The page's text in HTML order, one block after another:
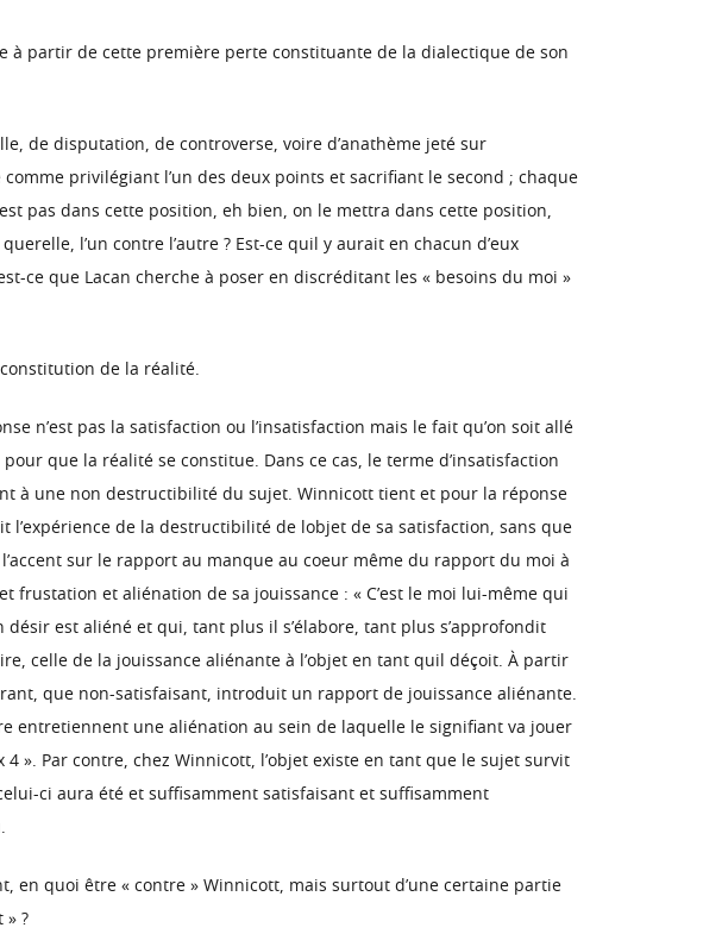
partir de cette première perte constituante de la dialectique de son
de disputation, de controverse, voire d’anathème jeté sur
privilégiant l’un des deux points et sacrifiant le second ; chaque
pas dans cette position, eh bien, on le mettra dans cette position,
l’un contre l’autre ? Est-ce quil y aurait en chacun d’eux
ce que Lacan cherche à poser en discréditant les « besoins du moi »
de la réalité.
n’est pas la satisfaction ou l’insatisfaction mais le fait qu’on soit allé
que la réalité se constitue. Dans ce cas, le terme d’insatisfaction
à une non destructibilité du sujet. Winnicott tient et pour la réponse
de la destructibilité de lobjet de sa satisfaction, sans que
sur le rapport au manque au coeur même du rapport du moi à
frustation et aliénation de sa jouissance : « C’est le moi lui-même qui
est aliéné et qui, tant plus il s’élabore, tant plus s’approfondit
celle de la jouissance aliénante à l’objet en tant quil déçoit. À partir
que non-satisfaisant, introduit un rapport de jouissance aliénante.
entretiennent une aliénation au sein de laquelle le signifiant va jouer
». Par contre, chez Winnicott, l’objet existe en tant que le sujet survit
ci aura été et suffisamment satisfaisant et suffisamment
en quoi être « contre » Winnicott, mais surtout d’une certaine partie
» ?